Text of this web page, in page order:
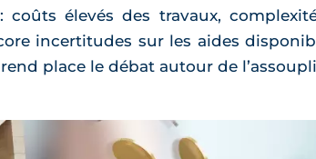
élevés des travaux,
incertitudes sur les aides
place le débat autour de